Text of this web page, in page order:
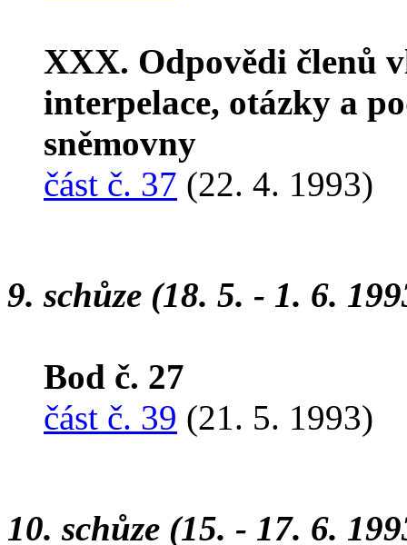
XXX. Odpovědi členů
interpelace, otázky a
sněmovny
část č. 37 (22. 4. 1993)
9. schůze (18. 5. - 1. 6.
Bod č. 27
část č. 39 (21. 5. 1993)
10. schůze (15. - 17. 6.